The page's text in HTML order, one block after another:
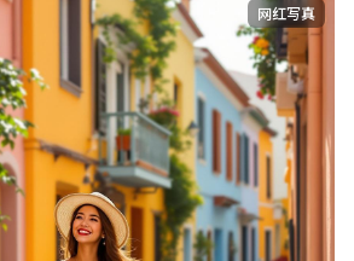
网红写真